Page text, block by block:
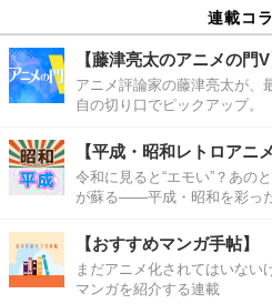
連載コ
【藤津亮太のアニメの門V
アニメ評論家の藤津亮太が、
自の切り口でピックアップ。
【平成・昭和レトロアニ
令和に見ると“エモい”？あの
が蘇る――平成・昭和を彩っ
【おすすめマンガ手帖】
まだアニメ化されてはいない
マンガを紹介する連載